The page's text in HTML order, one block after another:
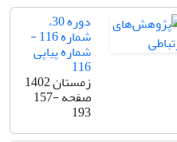
دوره 30،
شماره 116 -
شماره پیاپی
116
زمستان 1402
صفحه157-
193